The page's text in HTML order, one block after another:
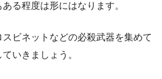
る程度は形にはなります。
ビネットなどの必殺武器を集めて
いきましょう。